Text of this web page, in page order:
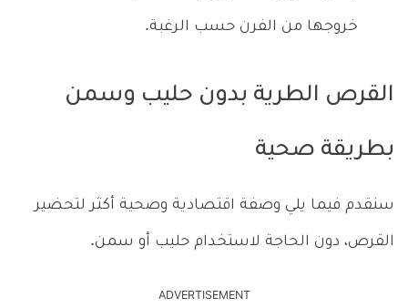
خروجها من الفرن حسب الرغبة.
القرص الطرية بدون حليب وسمن
بطريقة صحية
سنقدم فيما يلي وصفة اقتصادية وصحية أكثر لتحضير
القرص، دون الحاجة لاستخدام حليب أو سمن.
ADVERTISEMENT